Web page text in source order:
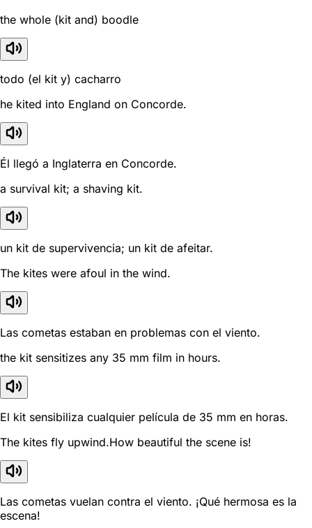
the whole (kit and) boodle
todo (el kit y) cacharro
he kited into England on Concorde.
Él llegó a Inglaterra en Concorde.
a survival kit; a shaving kit.
un kit de supervivencia; un kit de afeitar.
The kites were afoul in the wind.
Las cometas estaban en problemas con el viento.
the kit sensitizes any 35 mm film in hours.
El kit sensibiliza cualquier película de 35 mm en horas.
The kites fly upwind.How beautiful the scene is!
Las cometas vuelan contra el viento. ¡Qué hermosa es la
escena!